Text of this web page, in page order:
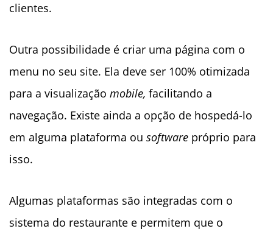
clientes.
Outra possibilidade é criar uma página com o
menu no seu site. Ela deve ser 100% otimizada
para a visualização mobile, facilitando a
navegação. Existe ainda a opção de hospedá-lo
em alguma plataforma ou software próprio para
isso.
Algumas plataformas são integradas com o
sistema do restaurante e permitem que o